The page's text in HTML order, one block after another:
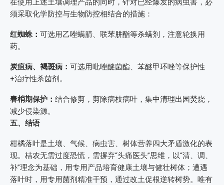
在使用上述土壤调理产品的同时，针对已经爆发的病虫害，必
须采取化学防控与生物防控相结合的措施：
红蜘蛛： 可选用乙唑螨腈、联苯肼酯等杀螨剂，注意轮换用
药。
炭疽病、褐斑病： 可选用吡唑醚菌酯、苯醚甲环唑等保护性
+治疗性杀菌剂。
春梢期保护： 结合修剪，剪除病枝病叶，集中清理出园焚烧，
减少侵染源。
五、结语
柑橘落叶是土壤、气候、病虫害、树体营养四大矛盾激化的表
现。桔农无需过度恐慌，需摒弃“头痛医头”思维，以“清、调、
补”理念为基础，用专用产品培育健康土壤与健壮树体；遭遇
落叶时，用专用菌剂精准干预，通过改土促根逆转树势。唯有